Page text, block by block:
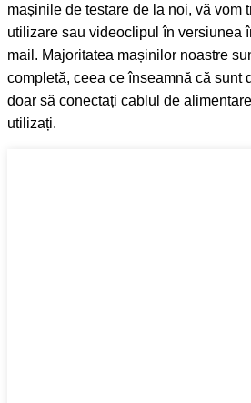
mașinile de testare de la noi, vă vom
utilizare sau videoclipul în versiunea
mail. Majoritatea mașinilor noastre
completă, ceea ce înseamnă că sunt
doar să conectați cablul de
utilizați.